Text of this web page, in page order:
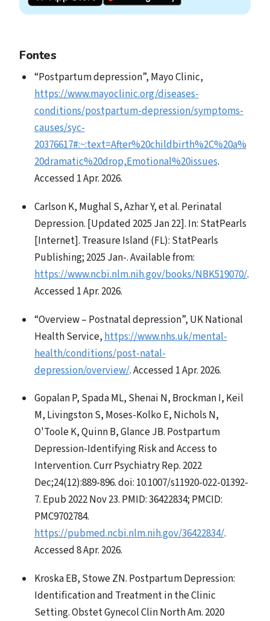
Fontes
“Postpartum depression”, Mayo Clinic,
https://www.mayoclinic.org/diseases-
conditions/postpartum-depression/symptoms-
causes/syc-
20376617#:~:text=After%20childbirth%2C%20a%
20dramatic%20drop,Emotional%20issues.
Accessed 1 Apr. 2026.
Carlson K, Mughal S, Azhar Y, et al. Perinatal
Depression. [Updated 2025 Jan 22]. In: StatPearls
[Internet]. Treasure Island (FL): StatPearls
Publishing; 2025 Jan-. Available from:
https://www.ncbi.nlm.nih.gov/books/NBK519070/.
Accessed 1 Apr. 2026.
“Overview – Postnatal depression”, UK National
Health Service, https://www.nhs.uk/mental-
health/conditions/post-natal-
depression/overview/. Accessed 1 Apr. 2026.
Gopalan P, Spada ML, Shenai N, Brockman I, Keil
M, Livingston S, Moses-Kolko E, Nichols N,
O'Toole K, Quinn B, Glance JB. Postpartum
Depression-Identifying Risk and Access to
Intervention. Curr Psychiatry Rep. 2022
Dec;24(12):889-896. doi: 10.1007/s11920-022-01392-
7. Epub 2022 Nov 23. PMID: 36422834; PMCID:
PMC9702784.
https://pubmed.ncbi.nlm.nih.gov/36422834/.
Accessed 8 Apr. 2026.
Kroska EB, Stowe ZN. Postpartum Depression:
Identification and Treatment in the Clinic
Setting. Obstet Gynecol Clin North Am. 2020